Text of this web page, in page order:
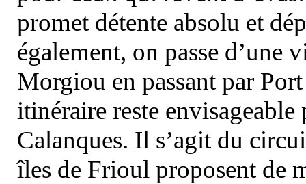
promet détente absolu et
également, on passe d’une
Morgiou en passant par
itinéraire reste
Calanques. Il s’agit du
îles de Frioul proposent de